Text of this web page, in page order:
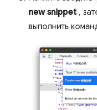
new snippet ,
выполнить